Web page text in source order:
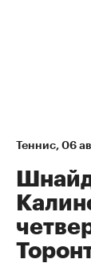
Теннис 06